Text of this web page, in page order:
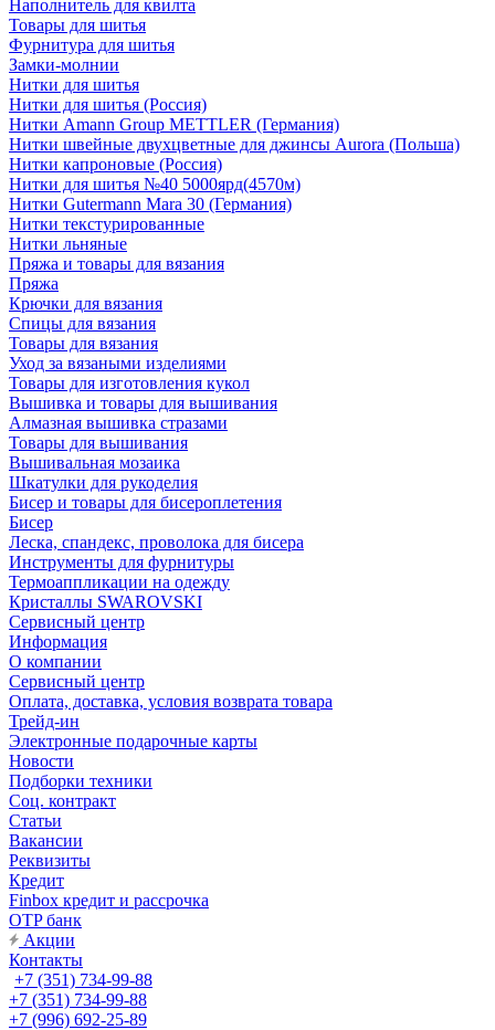
Наполнитель для квилта
Товары для шитья
Фурнитура для шитья
Замки-молнии
Нитки для шитья
Нитки для шитья (Россия)
Нитки Amann Group METTLER (Германия)
Нитки швейные двухцветные для джинсы Aurora (Польша)
Нитки капроновые (Россия)
Нитки для шитья №40 5000ярд(4570м)
Нитки Gutermann Mara 30 (Германия)
Нитки текстурированные
Нитки льняные
Пряжа и товары для вязания
Пряжа
Крючки для вязания
Спицы для вязания
Товары для вязания
Уход за вязаными изделиями
Товары для изготовления кукол
Вышивка и товары для вышивания
Алмазная вышивка стразами
Товары для вышивания
Вышивальная мозаика
Шкатулки для рукоделия
Бисер и товары для бисероплетения
Бисер
Леска, спандекс, проволока для бисера
Инструменты для фурнитуры
Термоаппликации на одежду
Кристаллы SWAROVSKI
Сервисный центр
Информация
О компании
Сервисный центр
Оплата, доставка, условия возврата товара
Трейд-ин
Электронные подарочные карты
Новости
Подборки техники
Соц. контракт
Статьи
Вакансии
Реквизиты
Кредит
Finbox кредит и рассрочка
OTP банк
Акции
Контакты
+7 (351) 734-99-88
+7 (351) 734-99-88
+7 (996) 692-25-89